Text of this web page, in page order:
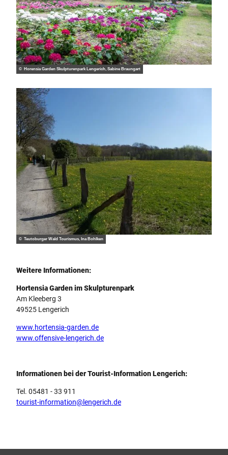
© Horensia Garden Skulpturenpark Lengerich, Sabine Braungart
© Teutoburger Wald Tourismus, Ina Bohlken
Weitere Informationen:
Hortensia Garden im Skulpturenpark
Am Kleeberg 3
49525 Lengerich
www.hortensia-garden.de
www.offensive-lengerich.de
Informationen bei der Tourist-Information Lengerich:
Tel. 05481 - 33 911
tourist-information@lengerich.de